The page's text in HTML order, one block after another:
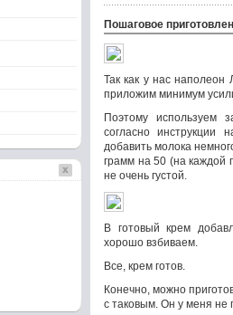
Пошаговое
Так как у нас
приложим минимум
Поэтому используем
согласно инструкции
добавить молока
грамм на 50 (на каждой
не очень густой.
В готовый крем
хорошо взбиваем.
Все, крем готов.
Конечно, можно
с таковым. Он у меня не